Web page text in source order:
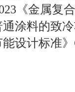
《金属复
涂料的致
设计标准》